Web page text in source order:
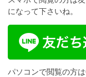
になって下さいね。
パソコンで閲覧の方